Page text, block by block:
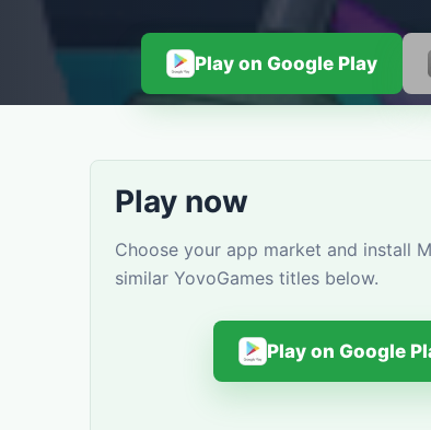
Play on Google Play
Play now
Choose your app market and install
similar YovoGames titles below.
Play on Google